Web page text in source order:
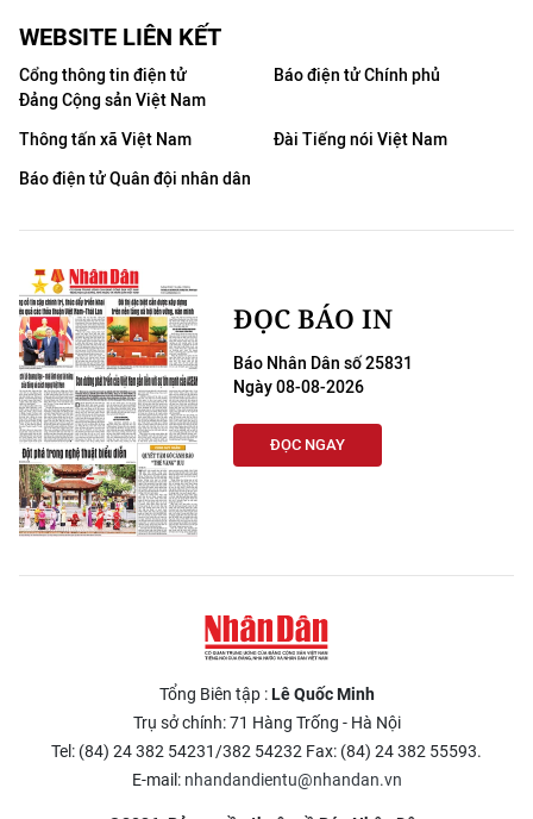
WEBSITE LIÊN KẾT
Cổng thông tin điện tử
Đảng Cộng sản Việt Nam
Báo điện tử Chính phủ
Thông tấn xã Việt Nam
Đài Tiếng nói Việt Nam
Báo điện tử Quân đội nhân dân
ĐỌC BÁO IN
Báo Nhân Dân số 25831
Ngày 08-08-2026
ĐỌC NGAY
Tổng Biên tập :Lê Quốc Minh
Trụ sở chính: 71 Hàng Trống - Hà Nội
Tel: (84) 24 382 54231/382 54232 Fax: (84) 24 382 55593.
E-mail: nhandandientu@nhandan.vn